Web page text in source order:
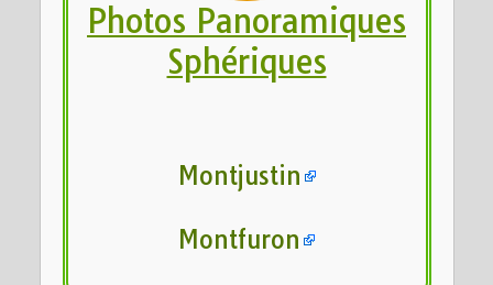
Photos Panoramiques
Sphériques
Montjustin
Montfuron